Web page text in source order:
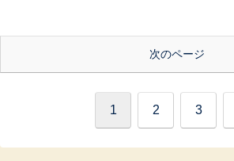
次のページ
1 2 3